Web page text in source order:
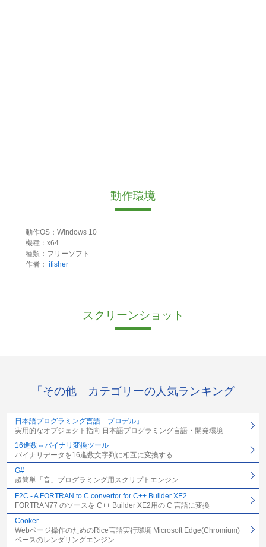
動作環境
動作OS：Windows 10
機種：x64
種類：フリーソフト
作者： ifisher
スクリーンショット
「その他」カテゴリーの人気ランキング
日本語プログラミング言語「プロデル」
実用的なオブジェクト指向 日本語プログラミング言語・開発環境
16進数⇔バイナリ変換ツール
バイナリデータを16進数文字列に相互に変換する
G#
超簡単「音」プログラミング用スクリプトエンジン
F2C - A FORTRAN to C convertor for C++ Builder XE2
FORTRAN77 のソースを C++ Builder XE2用の C 言語に変換
Cooker
Webページ操作のためのRice言語実行環境 Microsoft Edge(Chromium)
ベースのレンダリングエンジン